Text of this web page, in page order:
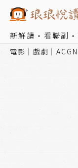
新鮮讀 看聯副
電影 戲劇 ACGN